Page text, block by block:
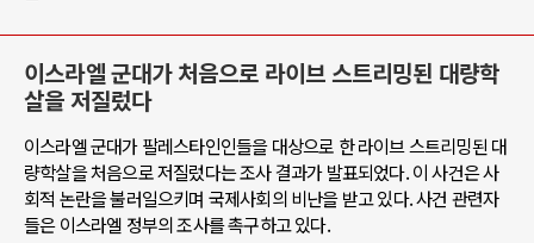
이스라엘 군대가 처음으로 라이브 스트리밍된 대량학
살을 저질렀다
이스라엘 군대가 팔레스타인인들을 대상으로 한 라이브 스트리밍된 대
량학살을 처음으로 저질렀다는 조사 결과가 발표되었다. 이 사건은 사
회적 논란을 불러일으키며 국제사회의 비난을 받고 있다. 사건 관련자
들은 이스라엘 정부의 조사를 촉구하고 있다.